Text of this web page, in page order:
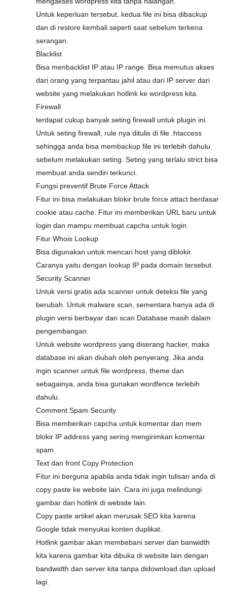
Untuk keperluan tersebut. kedua file ini bisa dibackup
dan di restore kembali seperti saat sebelum terkena
serangan.
Blacklist
Bisa menbacklist IP atau IP range. Bisa memutus akses
dari orang yang terpantau jahil atau dari IP server dari
website yang melakukan hotlink ke wordpress kita.
Firewall
terdapat cukup banyak seting firewall untuk plugin ini.
Untuk seting firewall, rule nya ditulis di file .htaccess
sehingga anda bisa membackup file ini terlebih dahulu
sebelum melakukan seting. Seting yang terlalu strict bisa
membuat anda sendiri terkunci.
Fungsi preventif Brute Force Attack
Fitur ini bisa melakukan blokir brute force attact berdasar
cookie atau cache. Fitur ini memberikan URL baru untuk
login dan mampu membuat capcha untuk login.
Fitur Whois Lookup
Bisa digunakan untuk mencari host yang diblokir.
Caranya yaitu dengan lookup IP pada domain tersebut.
Security Scanner
Untuk versi gratis ada scanner untuk deteksi file yang
berubah. Untuk malware scan, sementara hanya ada di
plugin versi berbayar dan scan Database masih dalam
pengembangan.
Untuk website wordpress yang diserang hacker, maka
database ini akan diubah oleh penyerang. Jika anda
ingin scanner untuk file wordpress, theme dan
sebagainya, anda bisa gunakan wordfence terlebih
dahulu.
Comment Spam Security
Bisa memberikan capcha untuk komentar dan mem
blokir IP address yang sering mengirimkan komentar
spam.
Text dan front Copy Protection
Fitur ini berguna apabila anda tidak ingin tulisan anda di
copy paste ke website lain. Cara ini juga melindungi
gambar dari hotlink di website lain.
Copy paste artikel akan merusak SEO kita karena
Google tidak menyukai konten duplikat.
Hotlink gambar akan membebani server dan banwidth
kita karena gambar kita dibuka di website lain dengan
bandwidth dan server kita tanpa didownload dan upload
lagi.